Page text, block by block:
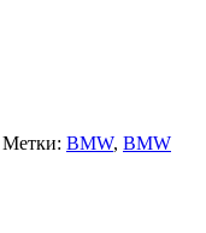
Метки: BMW, BMW